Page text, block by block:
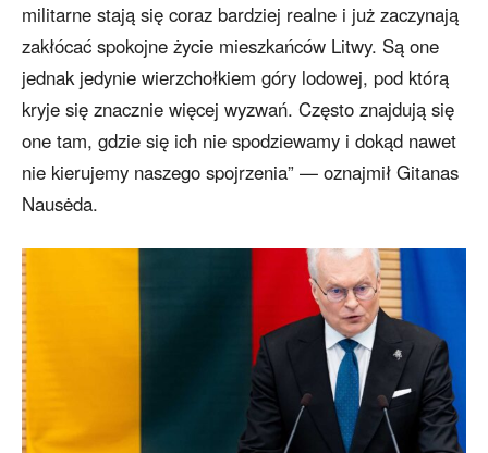
militarne stają się coraz bardziej realne i już zaczynają
zakłócać spokojne życie mieszkańców Litwy. Są one
jednak jedynie wierzchołkiem góry lodowej, pod którą
kryje się znacznie więcej wyzwań. Często znajdują się
one tam, gdzie się ich nie spodziewamy i dokąd nawet
nie kierujemy naszego spojrzenia” — oznajmił Gitanas
Nausėda.